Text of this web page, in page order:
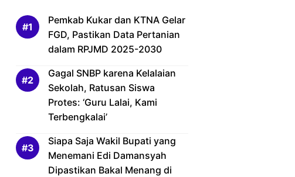
Pemkab Kukar dan KTNA Gelar
FGD, Pastikan Data Pertanian
dalam RPJMD 2025-2030
Gagal SNBP karena Kelalaian
Sekolah, Ratusan Siswa
Protes: ‘Guru Lalai, Kami
Terbengkalai’
Siapa Saja Wakil Bupati yang
Menemani Edi Damansyah
Dipastikan Bakal Menang di